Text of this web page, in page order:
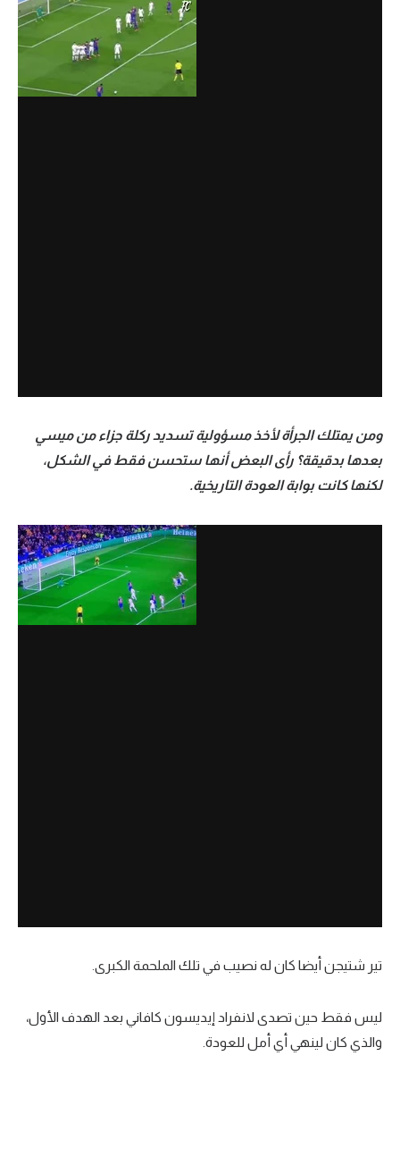
ومن يمتلك الجرأة لأخذ مسؤولية تسديد ركلة جزاء من ميسي
بعدها بدقيقة؟ رأى البعض أنها ستحسن فقط في الشكل،
لكنها كانت بوابة العودة التاريخية.
تير شتيجن أيضا كان له نصيب في تلك الملحمة الكبرى.
ليس فقط حين تصدى لانفراد إيديسون كافاني بعد الهدف الأول،
والذي كان لينهي أي أمل للعودة.